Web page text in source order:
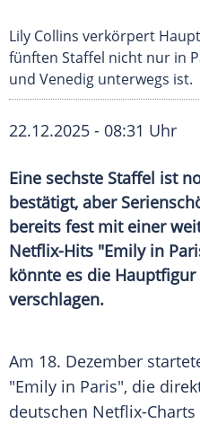
Lily Collins verkörpert
fünften Staffel nicht nur in
und Venedig unterwegs ist.
22.12.2025 - 08:31 Uhr
Eine sechste Staffel ist
bestätigt, aber
bereits fest mit einer
Netflix-Hits "Emily in
könnte es die
verschlagen.
Am 18. Dezember
"Emily in Paris", die
deutschen Netflix-